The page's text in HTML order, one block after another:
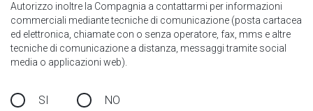
Autorizzo inoltre la Compagnia a contattarmi per informazioni
commerciali mediante tecniche di comunicazione (posta cartacea
ed elettronica, chiamate con o senza operatore, fax, mms e altre
tecniche di comunicazione a distanza, messaggi tramite social
media o applicazioni web).
SI NO